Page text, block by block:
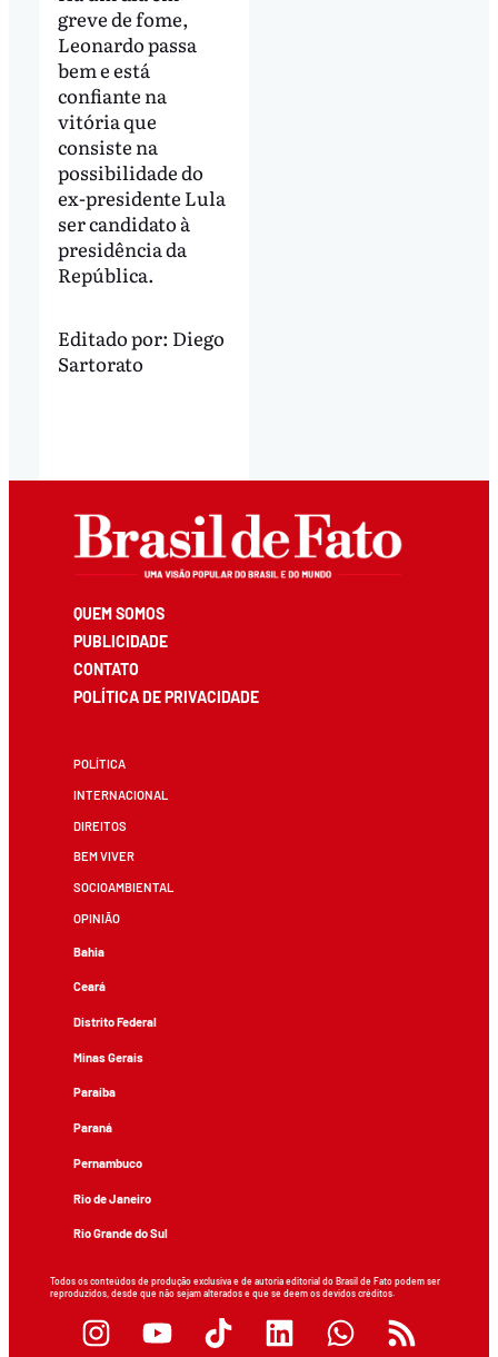
greve de fome,
Leonardo passa
bem e está
confiante na
vitória que
consiste na
possibilidade do
ex-presidente Lula
ser candidato à
presidência da
República.
Editado por: Diego
Sartorato
QUEM SOMOS
PUBLICIDADE
CONTATO
POLÍTICA DE PRIVACIDADE
POLÍTICA
INTERNACIONAL
DIREITOS
BEM VIVER
SOCIOAMBIENTAL
OPINIÃO
Bahia
Ceará
Distrito Federal
Minas Gerais
Paraíba
Paraná
Pernambuco
Rio de Janeiro
Rio Grande do Sul
Todos os conteúdos de produção exclusiva e de autoria editorial do Brasil de Fato podem ser
reproduzidos, desde que não sejam alterados e que se deem os devidos créditos.